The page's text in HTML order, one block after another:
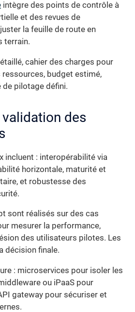
intègre des points de contrôle à
et des revues de
la feuille de route en
terrain.
cahier des charges pour
budget estimé,
pilotage défini.
des
incluent : interopérabilité via
horizontale, maturité et
et robustesse des
sont réalisés sur des cas
mesurer la performance,
des utilisateurs pilotes. Les
décision finale.
: microservices pour isoler les
ou iPaaS pour
gateway pour sécuriser et